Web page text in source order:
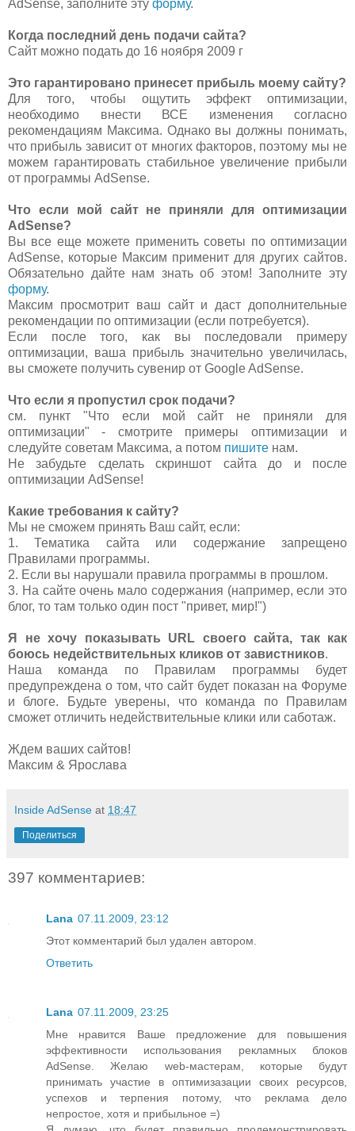
AdSense, заполните эту форму.
Когда последний день подачи сайта?
Сайт можно подать до 16 ноября 2009 г
Это гарантировано принесет прибыль моему сайту?
Для того, чтобы ощутить эффект оптимизации,
необходимо внести ВСЕ изменения согласно
рекомендациям Максима. Однако вы должны понимать,
что прибыль зависит от многих факторов, поэтому мы не
можем гарантировать стабильное увеличение прибыли
от программы AdSense.
Что если мой сайт не приняли для оптимизации
AdSense?
Вы все еще можете применить советы по оптимизации
AdSense, которые Максим применит для других сайтов.
Обязательно дайте нам знать об этом! Заполните эту
форму.
Максим просмотрит ваш сайт и даст дополнительные
рекомендации по оптимизации (если потребуется).
Если после того, как вы последовали примеру
оптимизации, ваша прибыль значительно увеличилась,
вы сможете получить сувенир от Google AdSense.
Что если я пропустил срок подачи?
см. пункт "Что если мой сайт не приняли для
оптимизации" - смотрите примеры оптимизации и
следуйте советам Максима, а потом пишите нам.
Не забудьте сделать скриншот сайта до и после
оптимизации AdSense!
Какие требования к сайту?
Мы не сможем принять Ваш сайт, если:
1. Тематика сайта или содержание запрещено
Правилами программы.
2. Если вы нарушали правила программы в прошлом.
3. На сайте очень мало содержания (например, если это
блог, то там только один пост "привет, мир!")
Я не хочу показывать URL своего сайта, так как
боюсь недействительных кликов от завистников.
Наша команда по Правилам программы будет
предупреждена о том, что сайт будет показан на Форуме
и блоге. Будьте уверены, что команда по Правилам
сможет отличить недействительные клики или саботаж.
Ждем ваших сайтов!
Максим & Ярослава
Inside AdSense at 18:47
Поделиться
397 комментариев:
Lana 07.11.2009, 23:12
Этот комментарий был удален автором.
Ответить
Lana 07.11.2009, 23:25
Мне нравится Ваше предложение для повышения
эффективности использования рекламных блоков
AdSense. Желаю web-мастерам, которые будут
принимать участие в оптимизазации своих ресурсов,
успехов и терпения потому, что реклама дело
непростое, хотя и прибыльное =)